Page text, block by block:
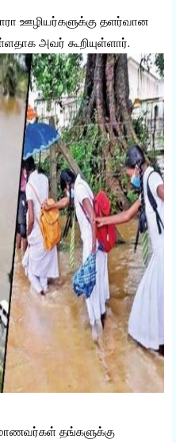
ஊழியர்களுக்கு தளர்வான
அவர் கூறியுள்ளார்.
மாணவர்கள் தங்களுக்கு